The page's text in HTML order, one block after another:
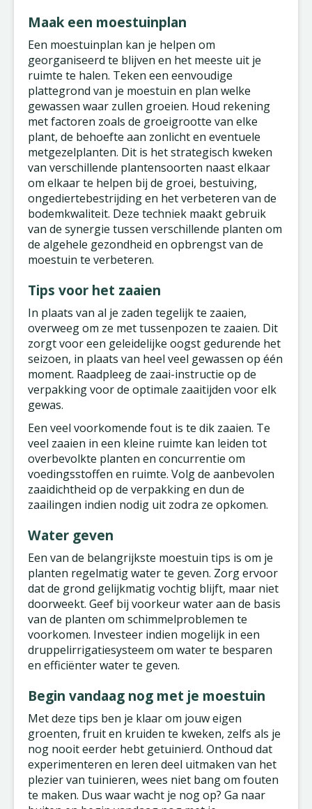
Maak een moestuinplan
Een moestuinplan kan je helpen om
georganiseerd te blijven en het meeste uit je
ruimte te halen. Teken een eenvoudige
plattegrond van je moestuin en plan welke
gewassen waar zullen groeien. Houd rekening
met factoren zoals de groeigrootte van elke
plant, de behoefte aan zonlicht en eventuele
metgezelplanten. Dit is het strategisch kweken
van verschillende plantensoorten naast elkaar
om elkaar te helpen bij de groei, bestuiving,
ongediertebestrijding en het verbeteren van de
bodemkwaliteit. Deze techniek maakt gebruik
van de synergie tussen verschillende planten om
de algehele gezondheid en opbrengst van de
moestuin te verbeteren.
Tips voor het zaaien
In plaats van al je zaden tegelijk te zaaien,
overweeg om ze met tussenpozen te zaaien. Dit
zorgt voor een geleidelijke oogst gedurende het
seizoen, in plaats van heel veel gewassen op één
moment. Raadpleeg de zaai-instructie op de
verpakking voor de optimale zaaitijden voor elk
gewas.
Een veel voorkomende fout is te dik zaaien. Te
veel zaaien in een kleine ruimte kan leiden tot
overbevolkte planten en concurrentie om
voedingsstoffen en ruimte. Volg de aanbevolen
zaaidichtheid op de verpakking en dun de
zaailingen indien nodig uit zodra ze opkomen.
Water geven
Een van de belangrijkste moestuin tips is om je
planten regelmatig water te geven. Zorg ervoor
dat de grond gelijkmatig vochtig blijft, maar niet
doorweekt. Geef bij voorkeur water aan de basis
van de planten om schimmelproblemen te
voorkomen. Investeer indien mogelijk in een
druppelirrigatiesysteem om water te besparen
en efficiënter water te geven.
Begin vandaag nog met je moestuin
Met deze tips ben je klaar om jouw eigen
groenten, fruit en kruiden te kweken, zelfs als je
nog nooit eerder hebt getuinierd. Onthoud dat
experimenteren en leren deel uitmaken van het
plezier van tuinieren, wees niet bang om fouten
te maken. Dus waar wacht je nog op? Ga naar